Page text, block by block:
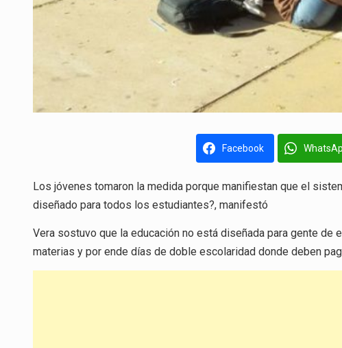
Facebook
Los jóvenes tomaron la medida porque manifiestan que el
diseñado para todos los estudiantes?, manifestó
Vera sostuvo que la educación no está diseñada para gente
materias y por ende días de doble escolaridad donde deben